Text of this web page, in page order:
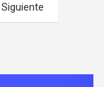
Siguiente